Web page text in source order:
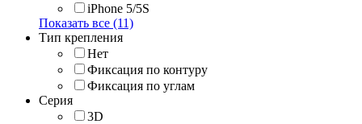
iPhone 5/5S
Показать все (11)
Тип крепления
Нет
Фиксация по контуру
Фиксация по углам
Серия
3D